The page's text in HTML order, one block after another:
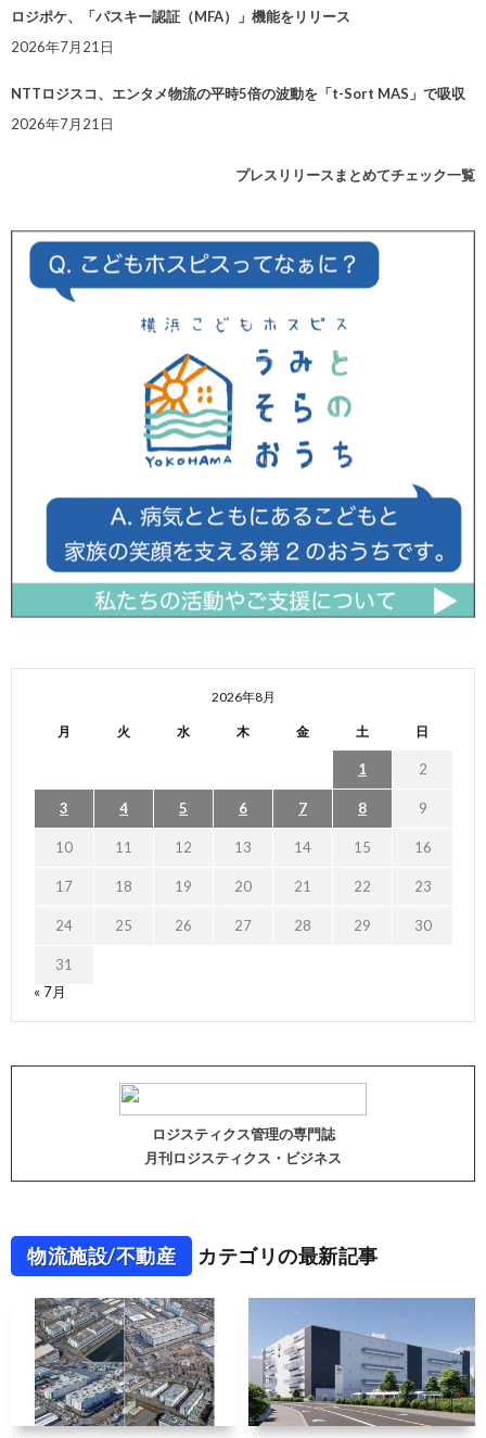
ロジポケ、「パスキー認証（MFA）」機能をリリース
2026年7月21日
NTTロジスコ、エンタメ物流の平時5倍の波動を「t-Sort MAS」で吸収
2026年7月21日
プレスリリースまとめてチェック一覧
2026年8月
月 火 水 木 金 土 日
1 2
3 4 5 6 7 8 9
10 11 12 13 14 15 16
17 18 19 20 21 22 23
24 25 26 27 28 29 30
31
« 7月
ロジスティクス管理の専門誌
月刊ロジスティクス・ビジネス
物流施設/不動産 カテゴリの最新記事